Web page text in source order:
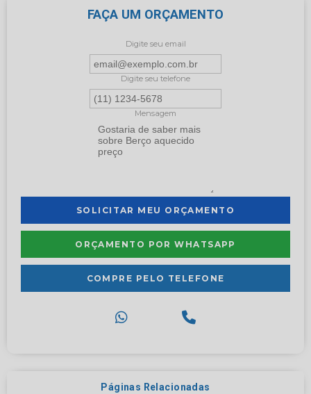
FAÇA UM ORÇAMENTO
Digite seu email
Digite seu telefone
Mensagem
SOLICITAR MEU ORÇAMENTO
ORÇAMENTO POR WHATSAPP
COMPRE PELO TELEFONE
Páginas Relacionadas